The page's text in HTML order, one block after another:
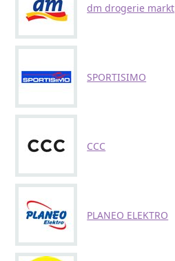
dm drogerie markt
SPORTISIMO
CCC
PLANEO ELEKTRO